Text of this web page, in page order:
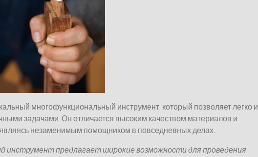
многофункциональный инструмент, который позволяет легко и
задачами. Он отличается высоким качеством материалов и
незаменимым помощником в повседневных делах.
инструмент предлагает широкие возможности для проведения